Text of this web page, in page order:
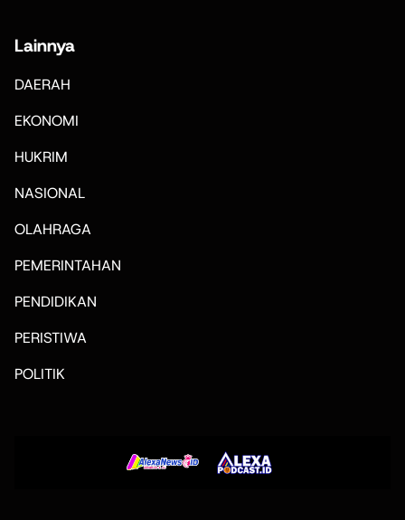
Lainnya
DAERAH
EKONOMI
HUKRIM
NASIONAL
OLAHRAGA
PEMERINTAHAN
PENDIDIKAN
PERISTIWA
POLITIK